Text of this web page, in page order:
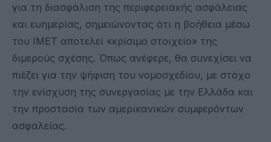
για τη διασφάλιση της περιφερειακής ασφάλειας
και ευημερίας, σημειώνοντας ότι η βοήθεια μέσω
του IMET αποτελεί «κρίσιμο στοιχείο» της
διμερούς σχέσης. Όπως ανέφερε, θα συνεχίσει να
πιέζει για την ψήφιση του νομοσχεδίου, με στόχο
την ενίσχυση της συνεργασίας με την Ελλάδα και
την προστασία των αμερικανικών συμφερόντων
ασφαλείας.